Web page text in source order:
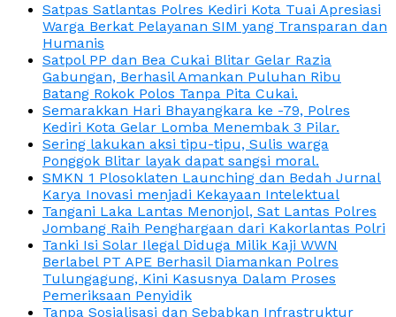
Satpas Satlantas Polres Kediri Kota Tuai Apresiasi
Warga Berkat Pelayanan SIM yang Transparan dan
Humanis
Satpol PP dan Bea Cukai Blitar Gelar Razia
Gabungan, Berhasil Amankan Puluhan Ribu
Batang Rokok Polos Tanpa Pita Cukai.
Semarakkan Hari Bhayangkara ke -79, Polres
Kediri Kota Gelar Lomba Menembak 3 Pilar.
Sering lakukan aksi tipu-tipu, Sulis warga
Ponggok Blitar layak dapat sangsi moral.
SMKN 1 Plosoklaten Launching dan Bedah Jurnal
Karya Inovasi menjadi Kekayaan Intelektual
Tangani Laka Lantas Menonjol, Sat Lantas Polres
Jombang Raih Penghargaan dari Kakorlantas Polri
Tanki Isi Solar Ilegal Diduga Milik Kaji WWN
Berlabel PT APE Berhasil Diamankan Polres
Tulungagung, Kini Kasusnya Dalam Proses
Pemeriksaan Penyidik
Tanpa Sosialisasi dan Sebabkan Infrastruktur